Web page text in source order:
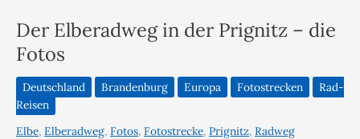
Der Elberadweg in der Prignitz – die
Fotos
Deutschland Brandenburg Europa Fotostrecken
Rad-
Reisen
Elbe, Elberadweg, Fotos, Fotostrecke, Prignitz, Radweg